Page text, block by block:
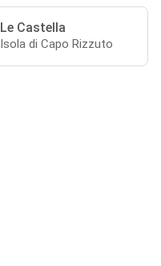
Le Castella
Isola di Capo Rizzuto